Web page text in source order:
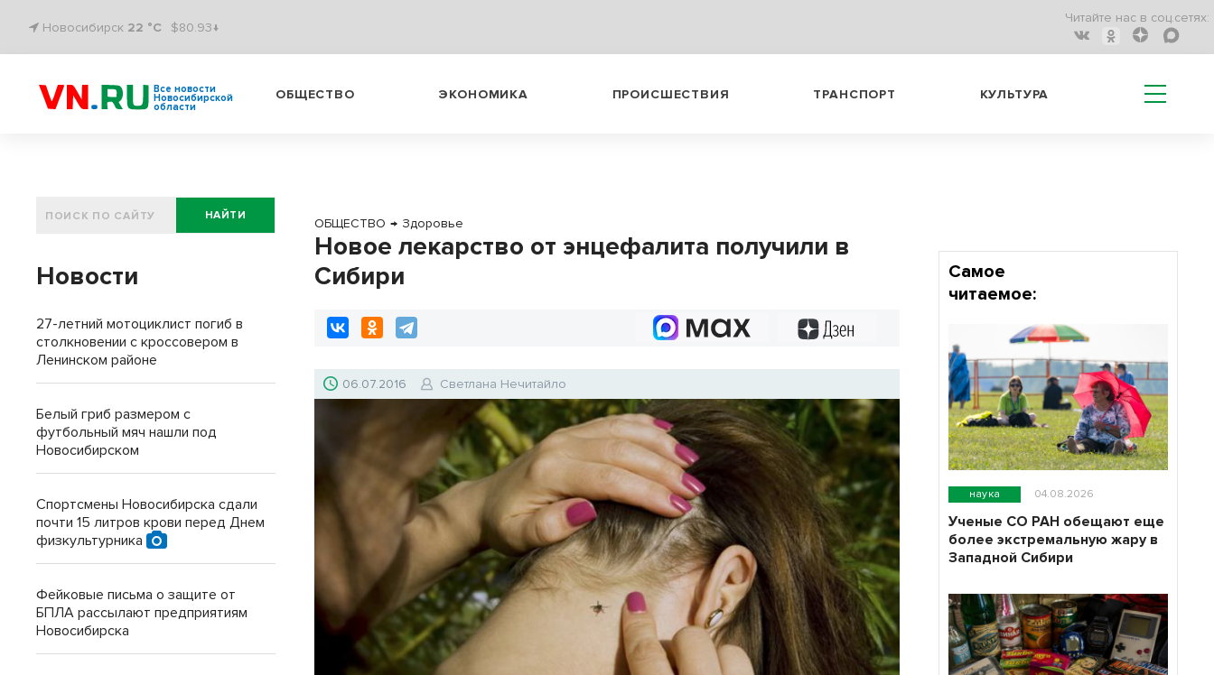
Новосибирск 22 °C $80.93↓
Читайте нас в соц.сетях:
Все новости
Новосибирской
области
ОБЩЕСТВО ЭКОНОМИКА ПРОИСШЕСТВИЯ ТРАНСПОРТ КУЛЬТУРА
ОБЩЕСТВО → Здоровье
Новое лекарство от энцефалита получили в
Сибири
06.07.2016 Светлана Нечитайло
НАЙТИ
Новости
27-летний мотоциклист погиб в
столкновении с кроссовером в
Ленинском районе
Белый гриб размером с
футбольный мяч нашли под
Новосибирском
Спортсмены Новосибирска сдали
почти 15 литров крови перед Днем
физкультурника
Фейковые письма о защите от
БПЛА рассылают предприятиям
Новосибирска
Самое
читаемое:
наука 04.08.2026
Ученые СО РАН обещают еще
более экстремальную жару в
Западной Сибири